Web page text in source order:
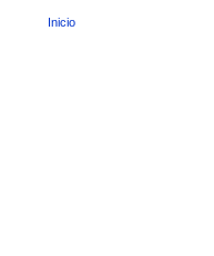
Inicio